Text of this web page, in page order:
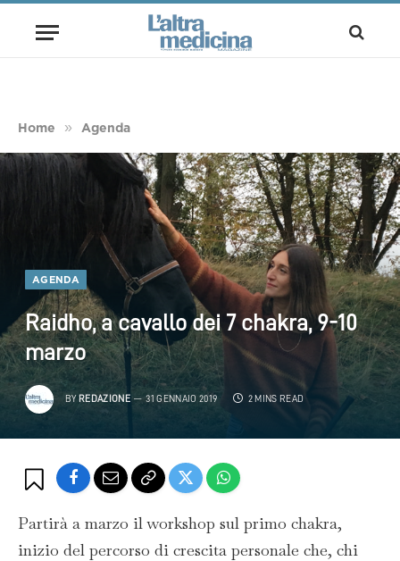
Home » Agenda
AGENDA
Raidho, a cavallo dei 7 chakra, 9-10
marzo
BY REDAZIONE 31 GENNAIO 2019 2 MINS READ
Partirà a marzo il workshop sul primo chakra,
inizio del percorso di crescita personale che, chi